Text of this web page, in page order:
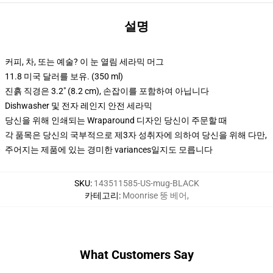
설명
커피, 차, 또는 예술? 이 눈 열림 세라믹 머그
11.8 미국 달러를 보유. (350 ml)
진흙 직경은 3.2" (8.2 cm), 손잡이를 포함하여 아닙니다
Dishwasher 및 전자 레인지 안전 세라믹
당신을 위해 인쇄되는 Wraparound 디자인 당신이 주문할 때
각 품목은 당신의 국부적으로 제3자 성취자에 의하여 당신을 위해 다만,
주어지는 제품에 있는 경미한 variances일지도 모릅니다
SKU: 143511585-US-mug-BLACK
카테고리: Moonrise 뚱 베어,
What Customers Say